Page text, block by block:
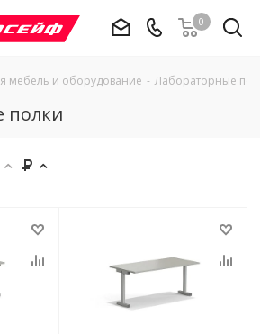
0
мебель и оборудование - Лабораторные
полки